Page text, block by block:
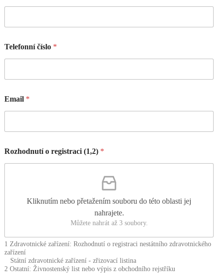
Telefonní číslo *
Email *
Rozhodnutí o registraci (1,2) *
Kliknutím nebo přetažením souboru do této oblasti jej
nahrajete.
Můžete nahrát až 3 soubory.
1 Zdravotnické zařízení: Rozhodnutí o registraci nestátního zdravotnického
zařízení
Státní zdravotnické zařízení - zřizovací listina
2 Ostatní: Živnostenský list nebo výpis z obchodního rejstříku